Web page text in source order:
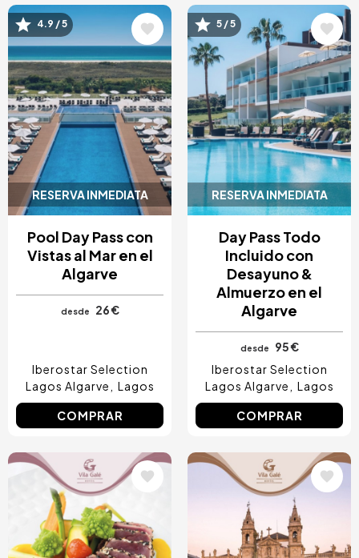
RESERVA INMEDIATA
Image
4.9 / 5
Pool Day Pass con
Vistas al Mar en el
Algarve
desde 26 €
Iberostar Selection
Lagos Algarve
Lagos
COMPRAR
RESERVA INMEDIATA
Image
5 / 5
Day Pass Todo
Incluido con
Desayuno &
Almuerzo en el
Algarve
desde
95 €
Iberostar Selection
Lagos Algarve
Lagos
COMPRAR
Image Image